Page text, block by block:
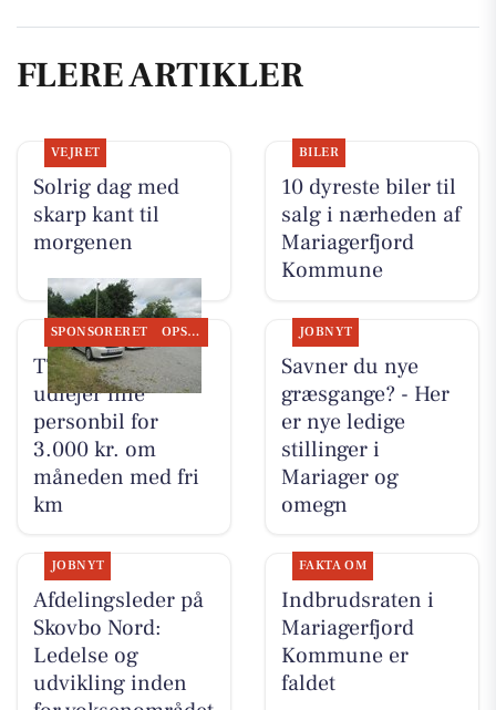
FLERE ARTIKLER
VEJRET
Solrig dag med
skarp kant til
morgenen
BILER
10 dyreste biler til
salg i nærheden af
Mariagerfjord
Kommune
SPONSORERET OPSLAGSTAVLEN
TT CARS ApS
udlejer lille
personbil for
3.000 kr. om
måneden med fri
km
JOBNYT
Savner du nye
græsgange? - Her
er nye ledige
stillinger i
Mariager og
omegn
JOBNYT
Afdelingsleder på
Skovbo Nord:
Ledelse og
udvikling inden
FAKTA OM
Indbrudsraten i
Mariagerfjord
Kommune er
faldet